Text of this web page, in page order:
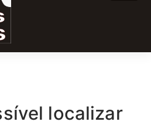
localizar